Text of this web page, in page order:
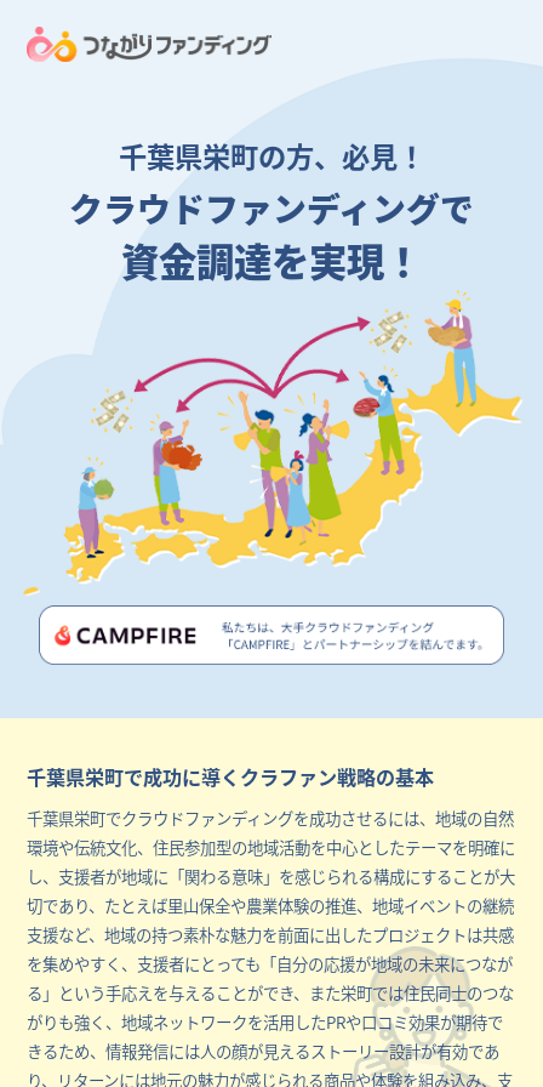
千葉県栄町の方、必見！
クラウドファンディングで
資金調達を実現！
千葉県栄町で成功に導くクラファン戦略の基本
千葉県栄町でクラウドファンディングを成功させるには、地域の自然
環境や伝統文化、住民参加型の地域活動を中心としたテーマを明確に
し、支援者が地域に「関わる意味」を感じられる構成にすることが大
切であり、たとえば里山保全や農業体験の推進、地域イベントの継続
支援など、地域の持つ素朴な魅力を前面に出したプロジェクトは共感
を集めやすく、支援者にとっても「自分の応援が地域の未来につなが
る」という手応えを与えることができ、また栄町では住民同士のつな
がりも強く、地域ネットワークを活用したPRや口コミ効果が期待で
きるため、情報発信には人の顔が見えるストーリー設計が有効であ
り、リターンには地元の魅力が感じられる商品や体験を組み込み、支